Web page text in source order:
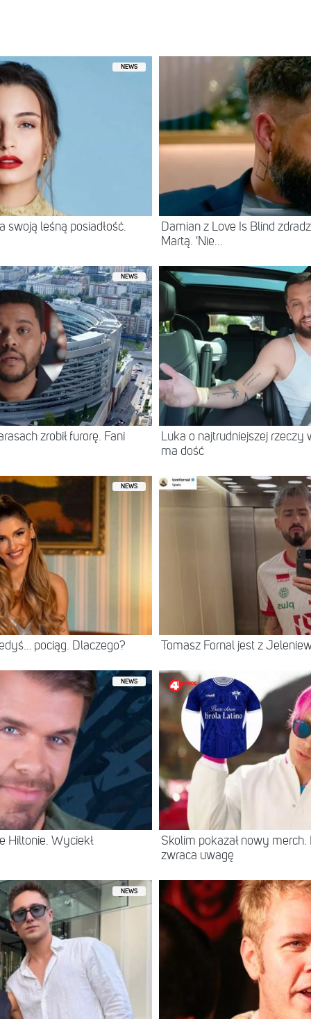
NEWS
leśną posiadłość.
Damian z Love Is Blind
Martą. 'Nie...
NEWS
zrobił furorę. Fani
Luka o najtrudniejszej rzeczy
ma dość
NEWS
pociąg. Dlaczego? Tomasz Fornal jest z
NEWS
Hiltonie. Wyciekł
Skolim pokazał nowy
zwraca uwagę
NEWS